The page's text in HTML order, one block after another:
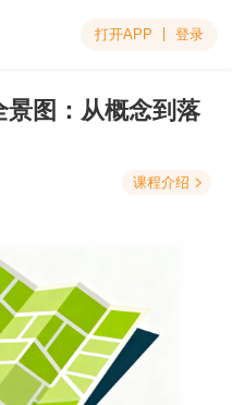
打开APP 登录
图：从概念到落
课程介绍 